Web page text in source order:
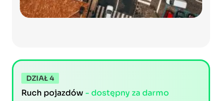
DZIAŁ 4
Ruch pojazdów - dostępny za darmo